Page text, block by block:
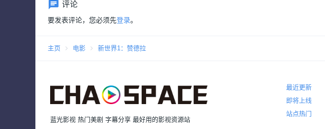
评论
要发表评论，您必须先登录。
主页 电影 新世界1：赞德拉
最近更新
即将上线
站点热门
蓝光影视 热门美剧 字幕分享 最好用的影视资源站